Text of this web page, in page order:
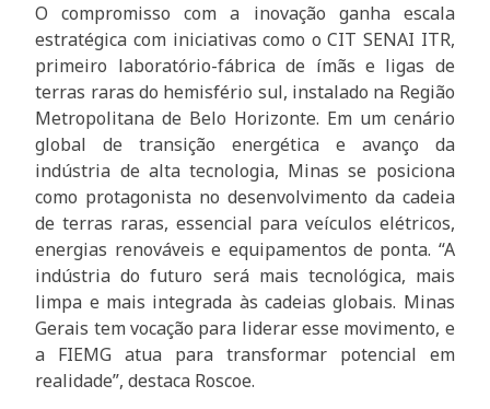
O compromisso com a inovação ganha escala
estratégica com iniciativas como o CIT SENAI ITR,
primeiro laboratório-fábrica de ímãs e ligas de
terras raras do hemisfério sul, instalado na Região
Metropolitana de Belo Horizonte. Em um cenário
global de transição energética e avanço da
indústria de alta tecnologia, Minas se posiciona
como protagonista no desenvolvimento da cadeia
de terras raras, essencial para veículos elétricos,
energias renováveis e equipamentos de ponta. “A
indústria do futuro será mais tecnológica, mais
limpa e mais integrada às cadeias globais. Minas
Gerais tem vocação para liderar esse movimento, e
a FIEMG atua para transformar potencial em
realidade”, destaca Roscoe.